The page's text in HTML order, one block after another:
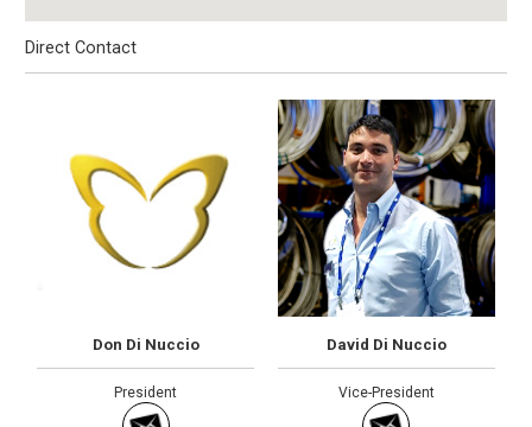
Direct Contact
Don Di Nuccio
President
David Di Nuccio
Vice-President